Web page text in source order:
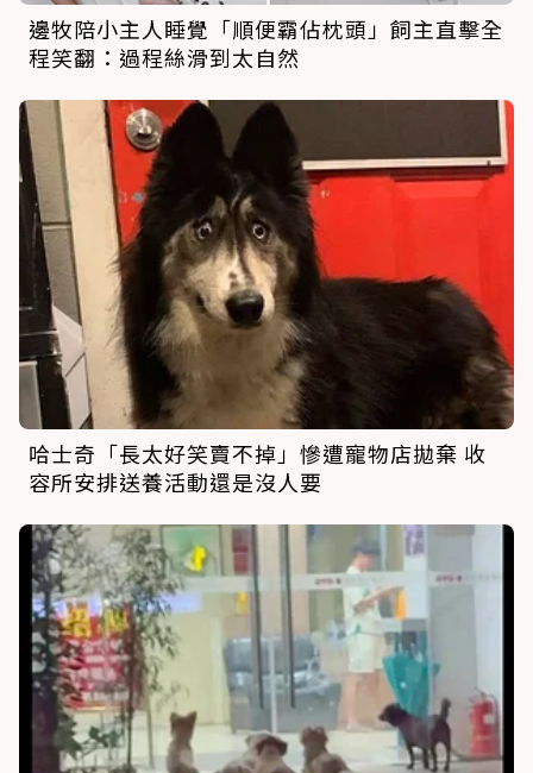
邊牧陪小主人睡覺「順便霸佔枕頭」飼主直擊全
程笑翻：過程絲滑到太自然
哈士奇「長太好笑賣不掉」慘遭寵物店拋棄 收
容所安排送養活動還是沒人要